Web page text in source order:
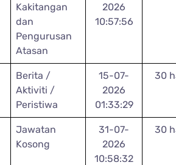
Kakitangan
dan
Pengurusan
Atasan
2026
10:57:56
Berita /
Aktiviti /
Peristiwa
15-07-
2026
01:33:29
30
Jawatan
Kosong
31-07-
2026
10:58:32
30